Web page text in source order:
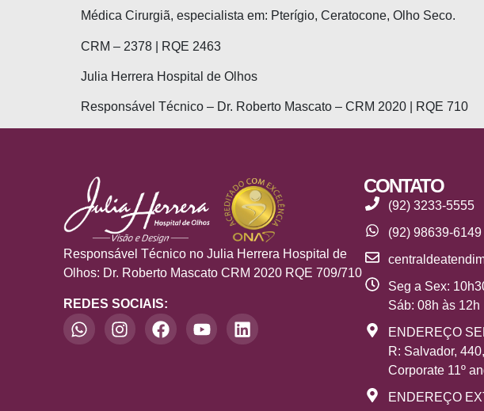
Médica Cirurgiã, especialista em: Pterígio, Ceratocone, Olho Seco.
CRM – 2378 | RQE 2463
Julia Herrera Hospital de Olhos
Responsável Técnico – Dr. Roberto Mascato – CRM 2020 | RQE 710
Responsável Técnico no Julia Herrera Hospital de
Olhos: Dr. Roberto Mascato CRM 2020 RQE 709/710
REDES SOCIAIS:
CONTATO
(92) 3233-5555
(92) 98639-6149
Seg a Sex:
Sáb: 08h às 12h
ENDEREÇO
R: Salvador,
Corporate 11º
ENDEREÇO